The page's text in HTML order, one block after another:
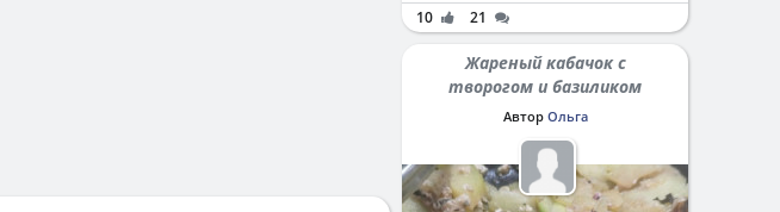
10 21
Жареный кабачок с
творогом и базиликом
Автор Ольга